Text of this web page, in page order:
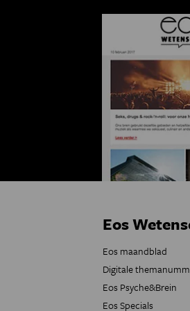
Eos
Eos maandblad
Digitale
Eos Psyche&Brein
Eos Specials